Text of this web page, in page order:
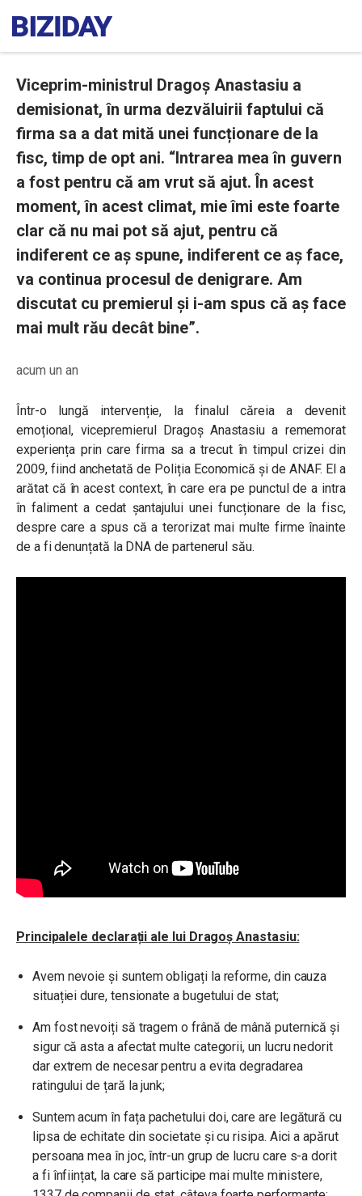
Viceprim-ministrul Dragoș Anastasiu a
demisionat, în urma dezvăluirii faptului că
firma sa a dat mită unei funcționare de la
fisc, timp de opt ani. “Intrarea mea în guvern
a fost pentru că am vrut să ajut. În acest
moment, în acest climat, mie îmi este foarte
clar că nu mai pot să ajut, pentru că
indiferent ce aș spune, indiferent ce aș face,
va continua procesul de denigrare. Am
discutat cu premierul și i-am spus că aș face
mai mult rău decât bine”.
acum un an
Într-o lungă intervenție, la finalul căreia a devenit
emoțional, vicepremierul Dragoș Anastasiu a rememorat
experiența prin care firma sa a trecut în timpul crizei din
2009, fiind anchetată de Poliția Economică și de ANAF. El a
arătat că în acest context, în care era pe punctul de a intra
în faliment a cedat șantajului unei funcționare de la fisc,
despre care a spus că a terorizat mai multe firme înainte
de a fi denunțată la DNA de partenerul său.
Principalele declarații ale lui Dragoș Anastasiu:
Avem nevoie și suntem obligați la reforme, din cauza
situației dure, tensionate a bugetului de stat;
Am fost nevoiți să tragem o frână de mână puternică și
sigur că asta a afectat multe categorii, un lucru nedorit
dar extrem de necesar pentru a evita degradarea
ratingului de țară la junk;
Suntem acum în fața pachetului doi, care are legătură cu
lipsa de echitate din societate și cu risipa. Aici a apărut
persoana mea în joc, într-un grup de lucru care s-a dorit
a fi înființat, la care să participe mai multe ministere,